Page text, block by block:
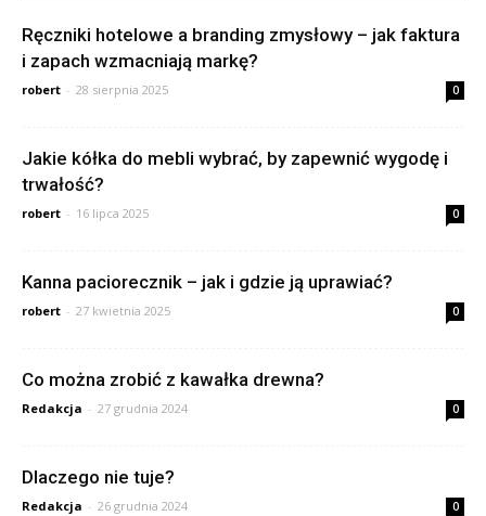
Ręczniki hotelowe a branding zmysłowy – jak faktura
i zapach wzmacniają markę?
robert - 28 sierpnia 2025 0
Jakie kółka do mebli wybrać, by zapewnić wygodę i
trwałość?
robert - 16 lipca 2025 0
Kanna paciorecznik – jak i gdzie ją uprawiać?
robert - 27 kwietnia 2025 0
Co można zrobić z kawałka drewna?
Redakcja - 27 grudnia 2024 0
Dlaczego nie tuje?
Redakcja - 26 grudnia 2024 0